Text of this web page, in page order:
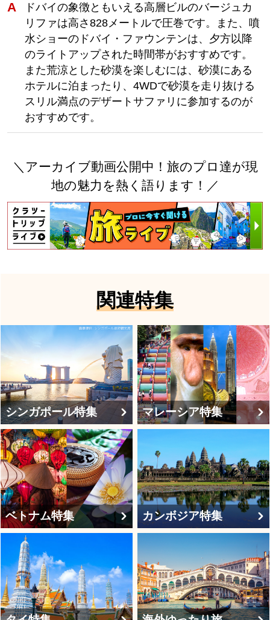
ドバイの象徴ともいえる高層ビルのバージュカ
リファは高さ828メートルで圧巻です。また、噴
水ショーのドバイ・ファウンテンは、夕方以降
のライトアップされた時間帯がおすすめです。
また荒涼とした砂漠を楽しむには、砂漠にある
ホテルに泊まったり、4WDで砂漠を走り抜ける
スリル満点のデザートサファリに参加するのが
おすすめです。
＼アーカイブ動画公開中！旅のプロ達が現
地の魅力を熱く語ります！／
関連特集
シンガポール特集 マレーシア特集
ベトナム特集 カンボジア特集